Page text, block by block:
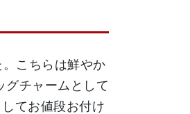
こちらは鮮やか
グチャームとして
てお値段お付け